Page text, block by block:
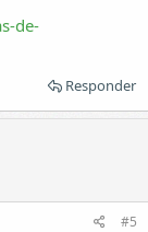
de-
Responder
#5